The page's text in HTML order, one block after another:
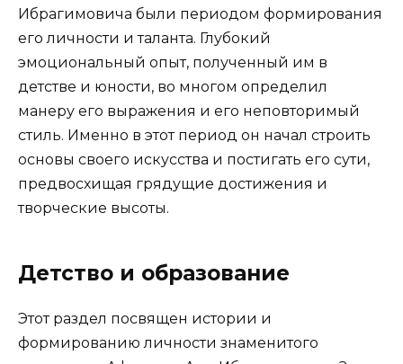
Ибрагимовича были периодом формирования
его личности и таланта. Глубокий
эмоциональный опыт, полученный им в
детстве и юности, во многом определил
манеру его выражения и его неповторимый
стиль. Именно в этот период он начал строить
основы своего искусства и постигать его сути,
предвосхищая грядущие достижения и
творческие высоты.
Детство и образование
Этот раздел посвящен истории и
формированию личности знаменитого